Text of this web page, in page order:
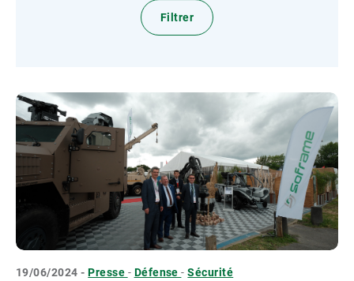
19/06/2024 - Presse - Défense-Sécurité